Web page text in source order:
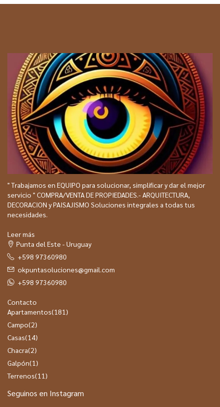
" Trabajamos en EQUIPO para solucionar, simplificar y dar el mejor
servicio " COMPRA/VENTA DE PROPIEDADES.- ARQUITECTURA,
DECORACION y PAISAJISMO Soluciones integrales a todas tus
necesidades.
Leer más
Punta del Este - Uruguay
+598 97360980
okpuntasoluciones@gmail.com
+598 97360980
Contacto
Apartamentos(181)
Campo(2)
Casas(14)
Chacra(2)
Galpón(1)
Terrenos(11)
Seguinos en Instagram